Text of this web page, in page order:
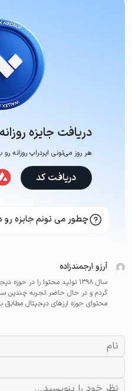
دریافت جایزه روزانه
هر روز می‌تونی ایردراپ روزانه
دریافت کد
چطور می تونم جایزه رو
آرزو ارجمندزاده
سال ۱۳۹۸ تولید محتوا را در
کردم و در حال حاضر تجربه چندین
محتوای حوزه ارزهای دیجیتال